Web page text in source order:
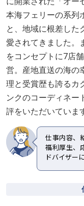
本海フェリーの系列
と、地域に根差した
愛されてきました。
をコンセプトに7店
営。産地直送の海の
理と受賞歴も誇るカ
ンクのコーディネー
評をいただいていま
仕事内容、
福利厚生、
ドバイザー